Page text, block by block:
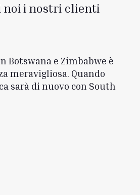
noi i nostri clienti
Botswana e Zimbabwe è
meravigliosa. Quando
sarà di nuovo con South